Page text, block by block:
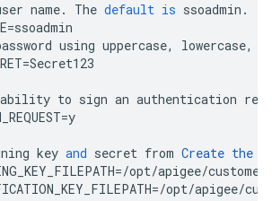
name. The default is ssoadmin .
=ssoadmin
using uppercase, lowercase,
=Secret123
ability to sign an authentication
=y
key and secret from Create the
=/opt/apigee/customer
=/opt/apigee/